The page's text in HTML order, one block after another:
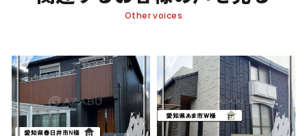
Other voices